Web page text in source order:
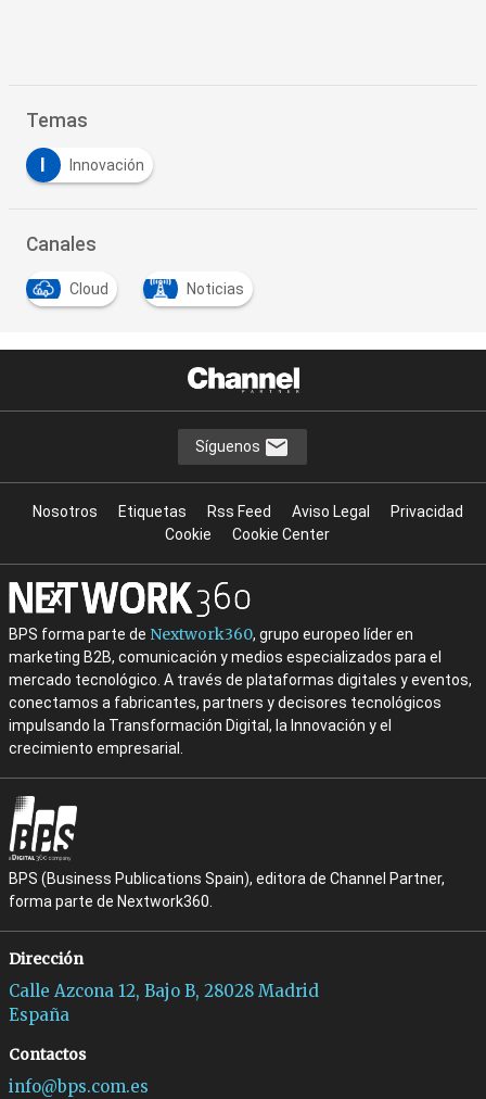
Temas
Innovación
Canales
Cloud Noticias
Síguenos
Nosotros Etiquetas Rss Feed Aviso Legal
Privacidad
Cookie
Cookie Center
BPS forma parte de Nextwork360, grupo europeo líder en
marketing B2B, comunicación y medios especializados para el
mercado tecnológico. A través de plataformas digitales y eventos,
conectamos a fabricantes, partners y decisores tecnológicos
impulsando la Transformación Digital, la Innovación y el
crecimiento empresarial.
BPS (Business Publications Spain), editora de Channel Partner,
forma parte de Nextwork360.
Dirección
Calle Azcona 12, Bajo B, 28028 Madrid
España
Contactos
info@bps.com.es